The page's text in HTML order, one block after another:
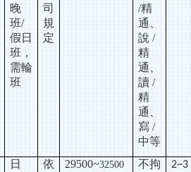
晚
班/
假日
班，
需輪
班
司
規
定
/精
通、
說 /
精
通、
讀 /
精
通、
寫 /
中等
日
依
29500~32500 不拘 2~3